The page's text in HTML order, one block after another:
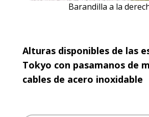
Barandilla a la
Alturas disponibles de las
Tokyo con pasamanos de
cables de acero inoxidable